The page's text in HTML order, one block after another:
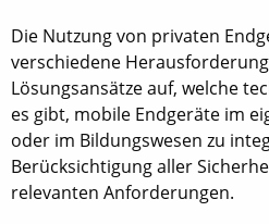
Die Nutzung von privaten
verschiedene
Lösungsansätze auf, welche
es gibt, mobile Endgeräte im
oder im Bildungswesen zu
Berücksichtigung aller
relevanten Anforderungen.